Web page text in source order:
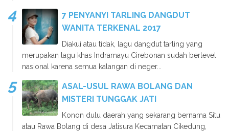
7 PENYANYI TARLING DANGDUT
WANITA TERKENAL 2017
Diakui atau tidak, lagu dangdut tarling yang
merupakan lagu khas Indramayu Cirebonan sudah berlevel
nasional karena semua kalangan di neger...
ASAL-USUL RAWA BOLANG DAN
MISTERI TUNGGAK JATI
Konon dulu daerah yang sekarang bernama Situ
atau Rawa Bolang di desa Jatisura Kecamatan Cikedung,